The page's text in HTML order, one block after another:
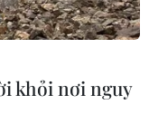
khỏi nơi nguy